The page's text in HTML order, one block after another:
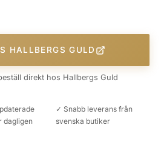
HALLBERGS GULD
direkt hos Hallbergs Guld
dagligen
✓ Snabb leverans från
svenska butiker